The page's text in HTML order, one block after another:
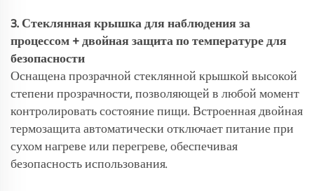
3. Стеклянная крышка для наблюдения за
процессом + двойная защита по температуре для
безопасности
Оснащена прозрачной стеклянной крышкой высокой
степени прозрачности, позволяющей в любой момент
контролировать состояние пищи. Встроенная двойная
термозащита автоматически отключает питание при
сухом нагреве или перегреве, обеспечивая
безопасность использования.